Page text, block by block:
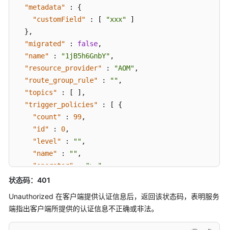
户
指
拉
区
域）
API
参
考
（安
卡
拉
域）
用
"metadata"
:
{
"customField"
: [ "xxx"
]
} ,
"migrated"
: false,
"name"
: "1jB5h6GnbY" ,
"resource_provider"
: "AOM" ,
"route_group_rule"
: "" ,
"topics"
: [ ] ,
"trigger_policies"
: [
{
"count"
: 99,
"id"
: 0,
"level"
: "" ,
"name"
: "" ,
"operator" : ">=",
"period"
"update_time" : 0,
状态码：401
Unauthorized 在客户端提供认证信息后，返回该状态码，表明服务
端指出客户端所提供的认证信息不正确或非法。